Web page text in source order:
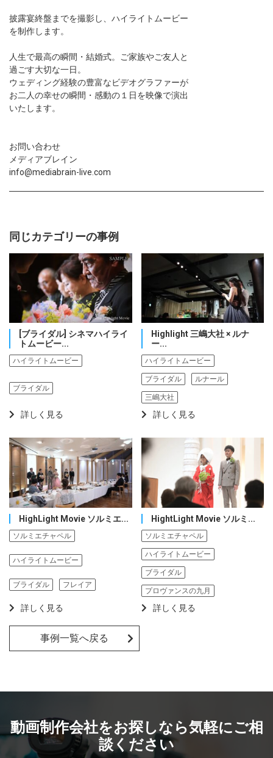
披露宴終盤までを撮影し、ハイライトムービー
を制作します。
人生で最高の瞬間・結婚式。ご家族やご友人と
過ごす大切な一日。
ウェディング経験の豊富なビデオグラファーが
お二人の幸せの瞬間・感動の１日を映像で演出
いたします。
お問い合わせ
メディアブレイン
info@mediabrain-live.com
同じカテゴリーの事例
[ブライダル] シネマハイライ
トムービー...
ハイライトムービー
ブライダル
詳しく見る
Highlight 三嶋大社 × ルナ
ー...
ハイライトムービー
ブライダル ルナール
三嶋大社
詳しく見る
HighLight Movie ソルミエ...
ソルミエチャペル
ハイライトムービー
ブライダル フレイア
詳しく見る
HightLight Movie ソルミ...
ソルミエチャペル
ハイライトムービー
ブライダル
プロヴァンスの九月
詳しく見る
事例一覧へ戻る
動画制作会社をお探しなら気軽にご相
談ください